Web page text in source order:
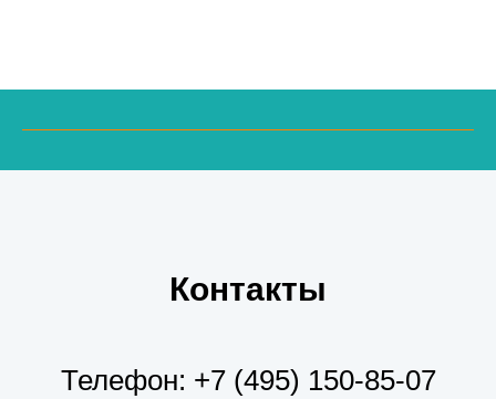
Контакты
Телефон: +7 (495) 150-85-07